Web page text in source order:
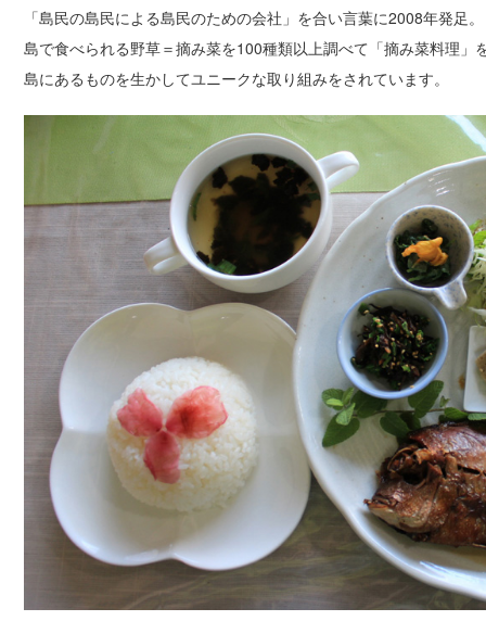
「島民の島民による島民のための会社」を合い言葉に2008年発足。
島で食べられる野草＝摘み菜を100種類以上調べて「摘み菜料理」
島にあるものを生かしてユニークな取り組みをされています。